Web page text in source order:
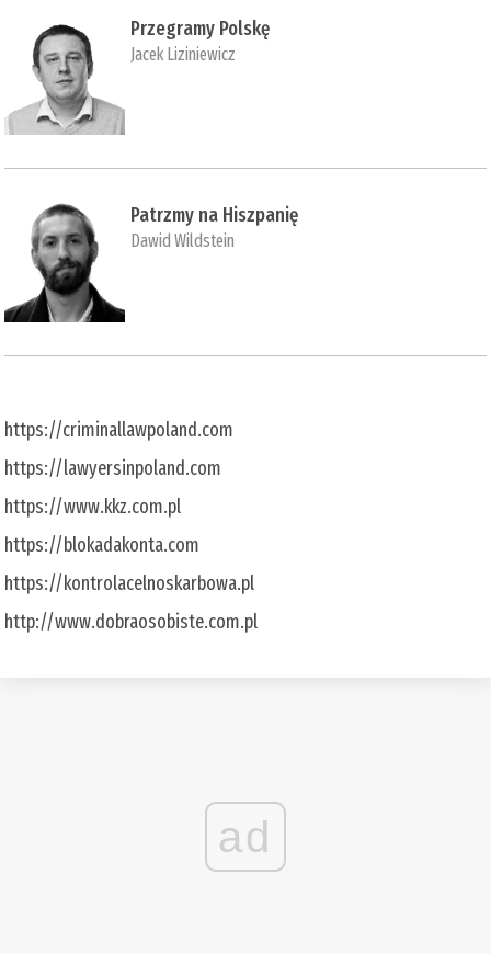
Przegramy Polskę
Jacek Liziniewicz
Patrzmy na Hiszpanię
Dawid Wildstein
https://criminallawpoland.com
https://lawyersinpoland.com
https://www.kkz.com.pl
https://blokadakonta.com
https://kontrolacelnoskarbowa.pl
http://www.dobraosobiste.com.pl
ad